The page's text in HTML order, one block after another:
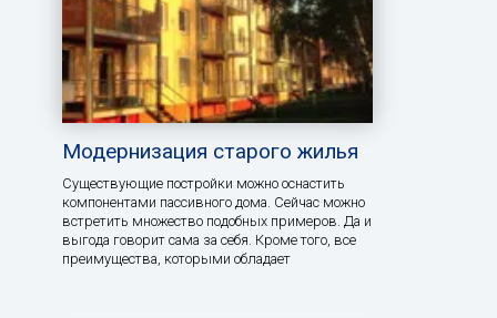
Модернизация старого жилья
Существующие постройки можно оснастить
компонентами пассивного дома. Сейчас можно
встретить множество подобных примеров. Да и
выгода говорит сама за себя. Кроме того, все
преимущества, которыми обладает